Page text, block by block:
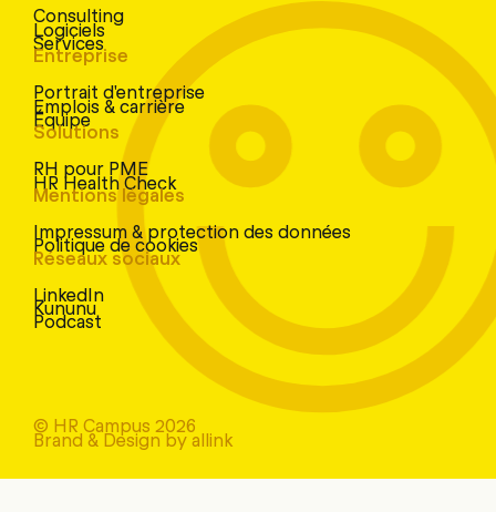
Consulting
Logiciels
Services
Entreprise
Portrait d'entreprise
Emplois & carrière
Équipe
Solutions
RH pour PME
HR Health Check
Mentions légales
Impressum & protection des données
Politique de cookies
Réseaux sociaux
LinkedIn
Kununu
Podcast
© HR Campus 2026
Brand & Design by allink